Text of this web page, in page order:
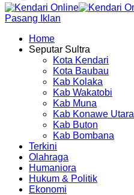
Pasang Iklan
Home
Seputar Sultra
Kota Kendari
Kota Baubau
Kab Kolaka
Kab Wakatobi
Kab Muna
Kab Konawe Utara
Kab Buton
Kab Bombana
Terkini
Olahraga
Humaniora
Hukum & Politik
Ekonomi